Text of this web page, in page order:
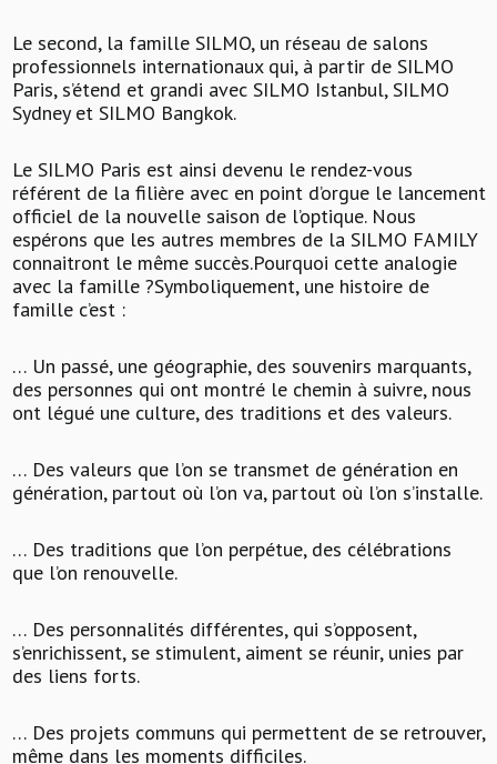
Le second, la famille SILMO, un réseau de salons
professionnels internationaux qui, à partir de SILMO
Paris, s’étend et grandi avec SILMO Istanbul, SILMO
Sydney et SILMO Bangkok.
Le SILMO Paris est ainsi devenu le rendez-vous
référent de la filière avec en point d’orgue le lancement
officiel de la nouvelle saison de l’optique. Nous
espérons que les autres membres de la SILMO FAMILY
connaitront le même succès.Pourquoi cette analogie
avec la famille ?Symboliquement, une histoire de
famille c’est :
… Un passé, une géographie, des souvenirs marquants,
des personnes qui ont montré le chemin à suivre, nous
ont légué une culture, des traditions et des valeurs.
… Des valeurs que l’on se transmet de génération en
génération, partout où l’on va, partout où l’on s’installe.
… Des traditions que l’on perpétue, des célébrations
que l’on renouvelle.
… Des personnalités différentes, qui s’opposent,
s’enrichissent, se stimulent, aiment se réunir, unies par
des liens forts.
… Des projets communs qui permettent de se retrouver,
même dans les moments difficiles.